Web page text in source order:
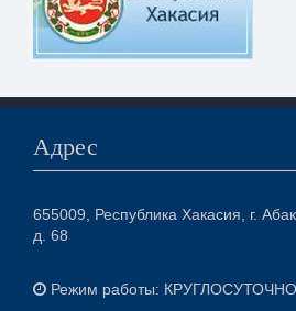
Адрес
655009, Республика Хакасия, г.
д. 68
Режим работы: КРУГЛОСУТОЧНО